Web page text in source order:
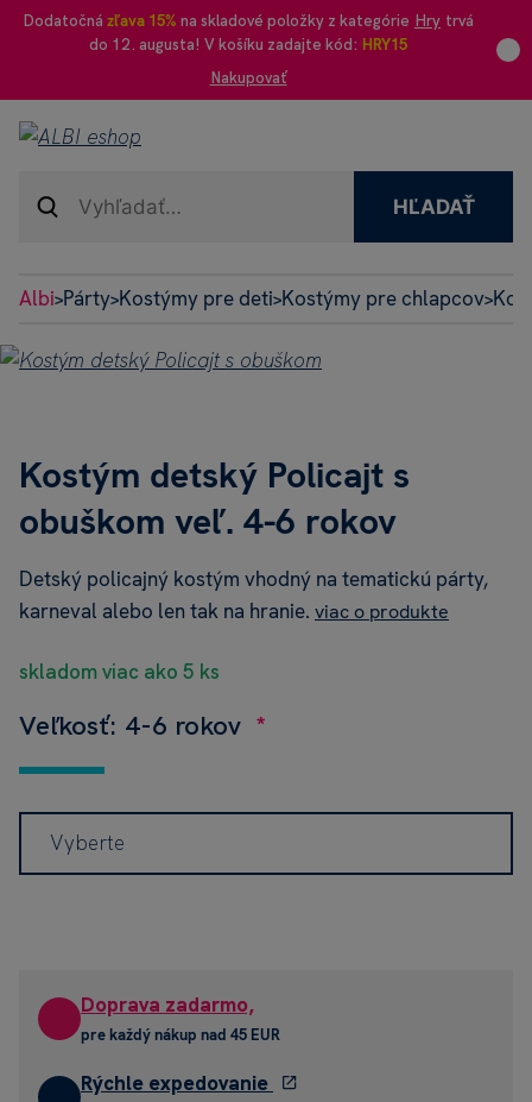
Dodatočná zľava 15% na skladové položky z kategórie Hry trvá
do 12. augusta! V košíku zadajte kód: HRY15
Nakupovať
HĽADAŤ
Albi>Párty>Kostýmy pre deti>Kostýmy pre chlapcov>
Kostým detský Policajt s
obuškom veľ. 4-6 rokov
Detský policajný kostým vhodný na tematickú párty,
karneval alebo len tak na hranie. viac o produkte
skladom viac ako 5 ks
Veľkosť: 4-6 rokov
Vyberte
Doprava zadarmo,
pre každý nákup nad 45 EUR
Rýchle expedovanie